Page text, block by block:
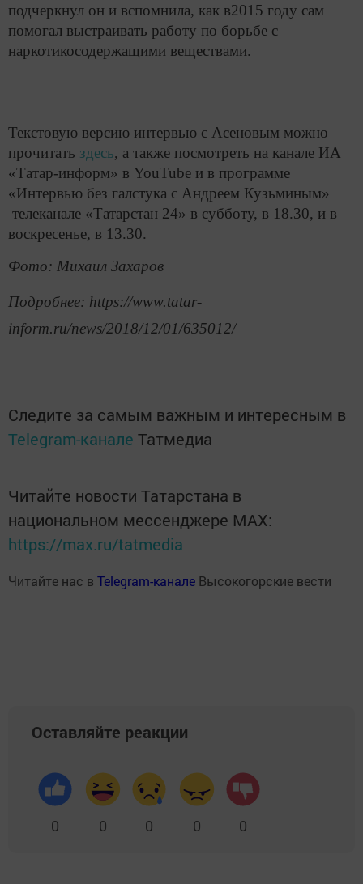
подчеркнул он и вспомнила, как в2015 году сам
помогал выстраивать работу по борьбе с
наркотикосодержащими веществами.
Текстовую версию интервью с Асеновым можно
прочитать здесь, а также посмотреть на канале ИА
«Татар-информ» в YouTube и в программе
«Интервью без галстука с Андреем Кузьминым»
телеканале «Татарстан 24» в субботу, в 18.30, и в
воскресенье, в 13.30.
Фото: Михаил Захаров
Подробнее: https://www.tatar-
inform.ru/news/2018/12/01/635012/
Следите за самым важным и интересным в
Telegram-канале Татмедиа
Читайте новости Татарстана в
национальном мессенджере MАХ:
https://max.ru/tatmedia
Читайте нас в Telegram-канале Высокогорские вести
Оставляйте реакции
0 0 0 0 0